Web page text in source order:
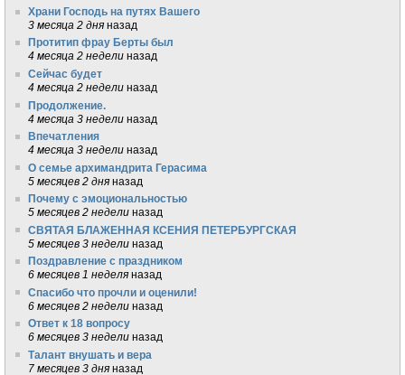
Храни Господь на путях Вашего
3 месяца 2 дня назад
Протитип фрау Берты был
4 месяца 2 недели назад
Сейчас будет
4 месяца 2 недели назад
Продолжение.
4 месяца 3 недели назад
Впечатления
4 месяца 3 недели назад
О семье архимандрита Герасима
5 месяцев 2 дня назад
Почему с эмоциональностью
5 месяцев 2 недели назад
СВЯТАЯ БЛАЖЕННАЯ КСЕНИЯ ПЕТЕРБУРГСКАЯ
5 месяцев 3 недели назад
Поздравление с праздником
6 месяцев 1 неделя назад
Спасибо что прочли и оценили!
6 месяцев 2 недели назад
Ответ к 18 вопросу
6 месяцев 3 недели назад
Талант внушать и вера
7 месяцев 3 дня назад